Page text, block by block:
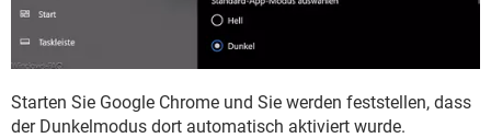
Starten Sie Google Chrome und Sie werden feststellen, dass
der Dunkelmodus dort automatisch aktiviert wurde.